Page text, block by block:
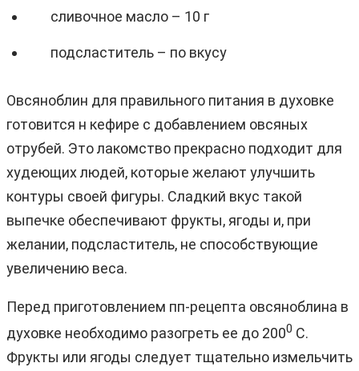
сливочное масло – 10 г
подсластитель – по вкусу
Овсяноблин для правильного питания в духовке
готовится н кефире с добавлением овсяных
отрубей. Это лакомство прекрасно подходит для
худеющих людей, которые желают улучшить
контуры своей фигуры. Сладкий вкус такой
выпечке обеспечивают фрукты, ягоды и, при
желании, подсластитель, не способствующие
увеличению веса.
Перед приготовлением пп-рецепта овсяноблина в
духовке необходимо разогреть ее до 2000 С.
Фрукты или ягоды следует тщательно измельчить